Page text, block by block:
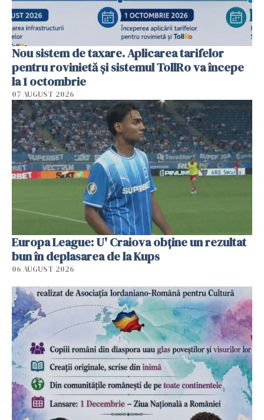
Nou sistem de taxare. Aplicarea tarifelor
pentru rovinietă şi sistemul TollRo va începe
la 1 octombrie
07 AUGUST 2026
Europa League: U' Craiova obține un rezultat
bun în deplasarea de la Kups
06 AUGUST 2026